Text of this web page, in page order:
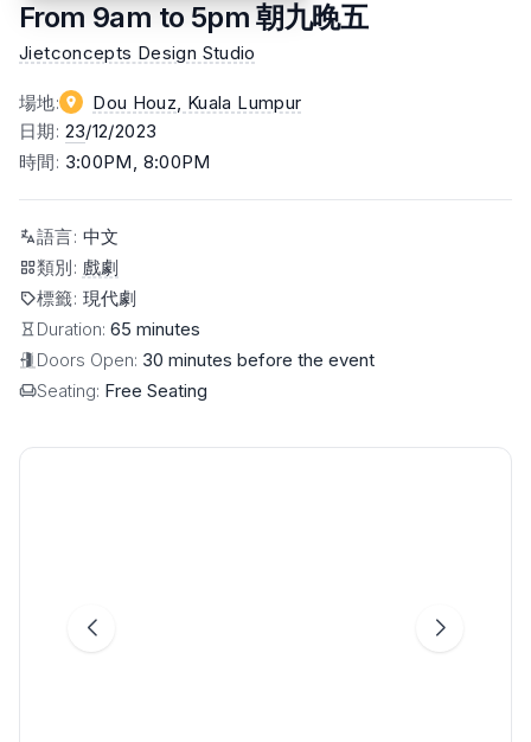
From 9am to 5pm 朝九晚五
Jietconcepts Design Studio
場地: Dou Houz , Kuala Lumpur
日期: 23/12/2023
時間: 3:00PM, 8:00PM
語言: 中文
類別: 戲劇
標籤: 現代劇
Duration: 65 minutes
Doors Open: 30 minutes before the event
Seating: Free Seating